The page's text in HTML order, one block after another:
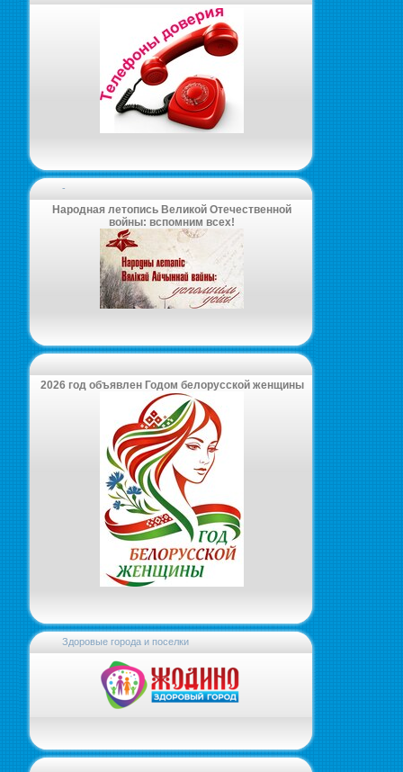
-
Народная летопись Великой Отечественной
войны: вспомним всех!
2026 год объявлен Годом белорусской женщины
Здоровые города и поселки